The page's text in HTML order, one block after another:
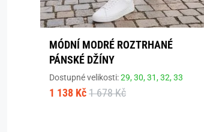
MÓDNÍ MODRÉ ROZTRHANÉ
PÁNSKÉ DŽÍNY
Dostupné velikosti:29,30,31,32,33
1 138 Kč 1 678 Kč